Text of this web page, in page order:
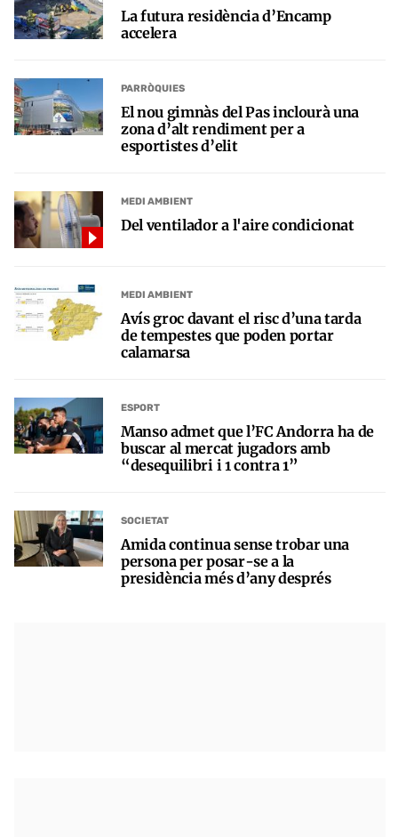
La futura residència d’Encamp
accelera
PARRÒQUIES
El nou gimnàs del Pas inclourà una
zona d’alt rendiment per a
esportistes d’elit
MEDI AMBIENT
Del ventilador a l'aire condicionat
MEDI AMBIENT
Avís groc davant el risc d’una tarda
de tempestes que poden portar
calamarsa
ESPORT
Manso admet que l’FC Andorra ha de
buscar al mercat jugadors amb
“desequilibri i 1 contra 1”
SOCIETAT
Amida continua sense trobar una
persona per posar-se a la
presidència més d’any després